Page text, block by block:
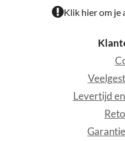
Klik hier om je
Levertijd